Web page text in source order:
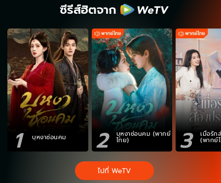
ซีรีส์ฮิตจาก
1 บุหงาซ่อนคม 2 บุหงาซ่อนคม (พากย์
ไทย) 3 เมื่อรัก
(พากย์
ไปที่ WeTV